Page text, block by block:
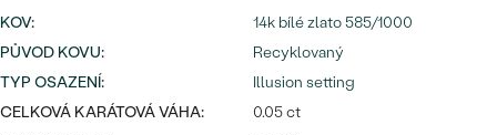
Wave kolekce
OBJEVIT
KOV:
14k bílé zlato 585/1000
PŮVOD KOVU:
Recyklovaný
TYP OSAZENÍ:
Illusion setting
CELKOVÁ KARÁTOVÁ VÁHA:
0.05 ct